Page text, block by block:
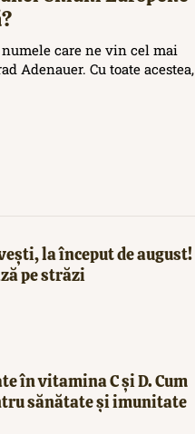
care ne vin cel mai
Adenauer. Cu toate acestea,
la început de august!
pe străzi
în vitamina C și D. Cum
sănătate și imunitate